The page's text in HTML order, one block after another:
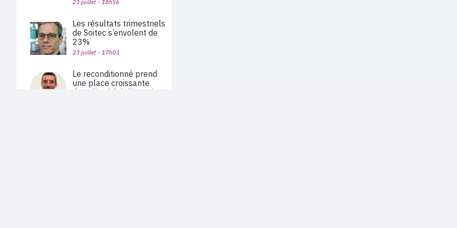
23 juillet - 18h56
Les résultats trimestriels
de Soitec s’envolent de
23%
23 juillet - 17h03
Le reconditionné prend
une place croissante
dans l’activité d’Itancia